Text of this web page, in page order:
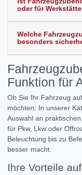
oder für
Welche
besonders
Funktion für
Ob Sie Ihr Fahrzeug
möchten: In unserer
Auswahl an
für Pkw, Lkw oder
Beleuchtung bis zu
besser macht.
Ihre Vorteile